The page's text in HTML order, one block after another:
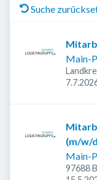
Suche
Main-
(m/w/
Main-
97688